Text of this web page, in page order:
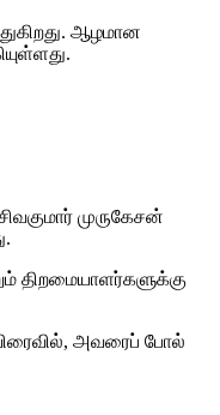
ஆழமான
முருகேசன்
திறமையாளர்களுக்கு
அவரைப் போல்